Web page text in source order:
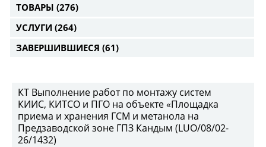
ТОВАРЫ (276)
УСЛУГИ (264)
ЗАВЕРШИВШИЕСЯ (61)
КТ Выполнение работ по монтажу систем
КИИС, КИТСО и ПГО на объекте «Площадка
приема и хранения ГСМ и метанола на
Предзаводской зоне ГПЗ Кандым (LUO/08/02-
26/1432)